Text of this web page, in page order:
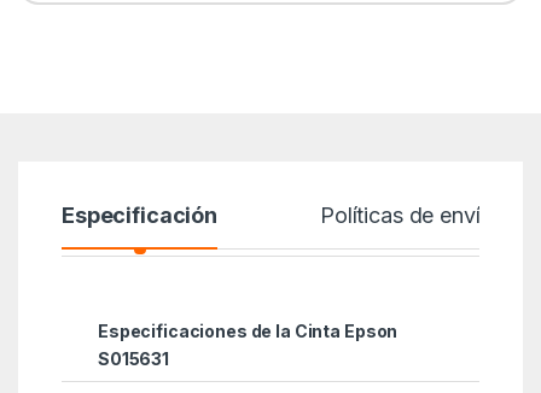
Especificación Políticas de envío
Especificaciones de la Cinta Epson
S015631